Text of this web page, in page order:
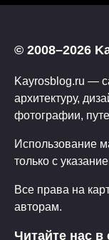
© 2008–2026
Kayrosblog.ru —
архитектуру,
фотографии,
Использование
только с
Все права на
авторам.
Читайте нас в